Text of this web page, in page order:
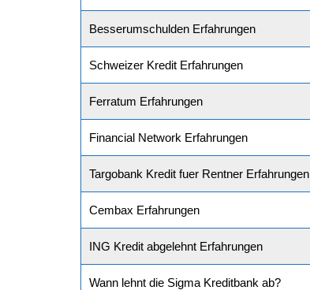
Besserumschulden Erfahrungen
Schweizer Kredit Erfahrungen
Ferratum Erfahrungen
Financial Network Erfahrungen
Targobank Kredit fuer Rentner Erfahrungen
Cembax Erfahrungen
ING Kredit abgelehnt Erfahrungen
Wann lehnt die Sigma Kreditbank ab?